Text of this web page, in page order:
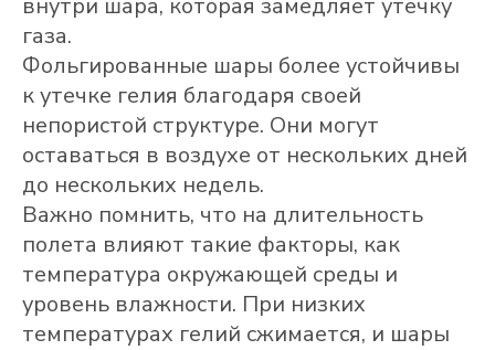
внутри шара, которая замедляет утечку
газа.
Фольгированные шары более устойчивы
к утечке гелия благодаря своей
непористой структуре. Они могут
оставаться в воздухе от нескольких дней
до нескольких недель.
Важно помнить, что на длительность
полета влияют такие факторы, как
температура окружающей среды и
уровень влажности. При низких
температурах гелий сжимается, и шары